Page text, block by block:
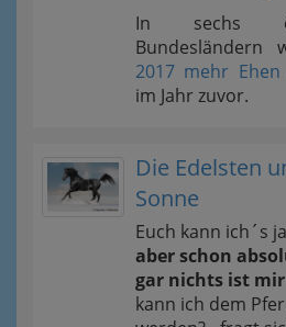
In sechs
Bundesländern
2017 mehr Ehen
im Jahr zuvor.
Die Edelsten
Sonne
Euch kann ich´s
aber schon
gar nichts ist
kann ich dem